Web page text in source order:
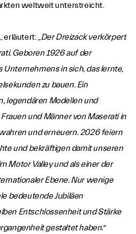
weltweit unterstreicht.
erläutert: „Der Dreizack verkörpert
Geboren 1926 auf der
Unternehmens in sich, das lernte,
zu bauen. Ein
legendären Modellen und
und Männer von Maserati in
und erneuern. 2026 feiern
und bekräftigen damit unseren
Motor Valley und als einer der
Ebene. Nur wenige
bedeutende Jubiläen
Entschlossenheit und Stärke
gestaltet haben.“